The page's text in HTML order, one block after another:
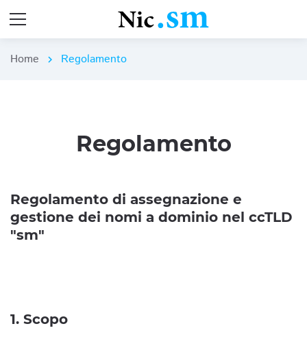
Home chevron_right Regolamento
Regolamento
Regolamento di assegnazione e
gestione dei nomi a dominio nel ccTLD
"sm"
1. Scopo